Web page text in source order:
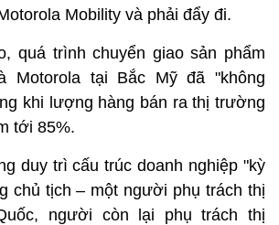
Mobility và phải đẩy đi.
quá trình chuyển giao sản phẩm
Motorola tại Bắc Mỹ đã "không
khi lượng hàng bán ra thị trường
tới 85%.
duy trì cấu trúc doanh nghiệp "kỳ
chủ tịch – một người phụ trách thị
người còn lại phụ trách thị